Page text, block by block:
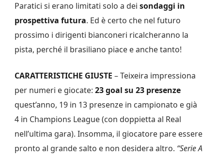
Paratici si erano limitati solo a dei sondaggi in
prospettiva futura. Ed è certo che nel futuro
prossimo i dirigenti bianconeri ricalcheranno la
pista, perché il brasiliano piace e anche tanto!
CARATTERISTICHE GIUSTE – Teixeira impressiona
per numeri e giocate: 23 goal su 23 presenze
quest’anno, 19 in 13 presenze in campionato e già
4 in Champions League (con doppietta al Real
nell’ultima gara). Insomma, il giocatore pare essere
pronto al grande salto e non desidera altro. “Serie A